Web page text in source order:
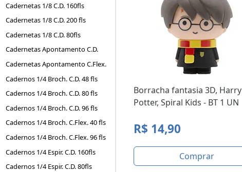
Cadernetas 1/8 C.D. 160fls
Cadernetas 1/8 C.D. 200 fls
Cadernetas 1/8 C.D. 80fls
Cadernetas Apontamento C.D.
Cadernetas Apontamento C.Flex.
Cadernos 1/4 Broch. C.D. 48 fls
Cadernos 1/4 Broch. C.D. 80 fls
Cadernos 1/4 Broch. C.D. 96 fls
Cadernos 1/4 Broch. C.Flex. 40 fls
Cadernos 1/4 Broch. C.Flex. 96 fls
Cadernos 1/4 Espir. C.D. 160fls
Cadernos 1/4 Espir. C.D. 80fls
Borracha fantasia 3D, Harry
Potter, Spiral Kids - BT 1 UN
R$ 14,90
Comprar